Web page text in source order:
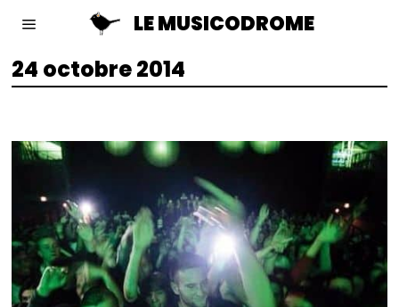
LE MUSICODROME
24 octobre 2014